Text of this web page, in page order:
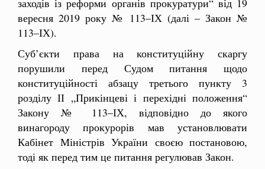
вересня 2019 року № 113–ІХ (далі – Закон №
113–ІХ).
Суб’єкти права на конституційну скаргу
порушили перед Судом питання щодо
конституційності абзацу третього пункту 3
розділу ІІ „Прикінцеві і перехідні положення“
Закону № 113–ІХ, відповідно до якого
винагороду прокурорів мав установлювати
Кабінет Міністрів України своєю постановою,
тоді як перед тим це питання регулював Закон.